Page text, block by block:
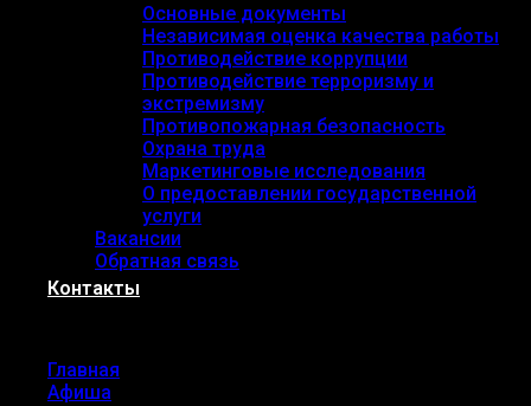
Основные документы
Независимая оценка качества работы
Противодействие коррупции
Противодействие терроризму и
экстремизму
Противопожарная безопасность
Охрана труда
Маркетинговые исследования
О предоставлении государственной
услуги
Вакансии
Обратная связь
Контакты
Главная
Афиша